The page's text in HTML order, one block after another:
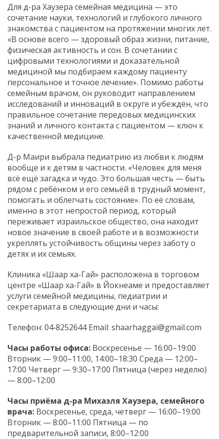
Для д-ра Хаузера семейная медицина — это
сочетание науки, технологий и глубокого личного
знакомства с пациентом на протяжении многих лет.
«В основе всего — здоровый образ жизни, питание,
физическая активность и сон. В сочетании с
цифровыми технологиями и доказательной
медициной мы подбираем каждому пациенту
персональное и точное лечение». Помимо работы
семейным врачом, он руководит направлением
исследований и инноваций в округе и убеждён, что
правильное сочетание передовых медицинских
знаний и личного контакта с пациентом — ключ к
качественной медицине.
Д-р Маири выбрала педиатрию из любви к людям
вообще и к детям в частности. «Человек для меня
всё ещё загадка и чудо. Это большая честь — быть
рядом с ребёнком и его семьёй в трудный момент,
помогать и облегчать состояние». По её словам,
именно в этот непростой период, который
переживает израильское общество, она находит
новое значение в своей работе и в возможности
укреплять устойчивость общины через заботу о
детях и их семьях.
Клиника «Шаар ха-Гай» расположена в торговом
центре «Шаар ха-Гай» в Йокнеаме и предоставляет
услуги семейной медицины, педиатрии и
секретариата в следующие дни и часы:
Телефон: 04‑8252644 Email: shaarhaggai@gmail.com
Часы работы офиса: Воскресенье — 16:00–19:00
Вторник — 9:00–11:00, 14:00–18:30 Среда — 12:00–
17:00 Четверг — 9:30–17:00 Пятница (через неделю)
— 8:00–12:00
Часы приёма д-ра Михаэля Хаузера, семейного
врача: Воскресенье, среда, четверг — 16:00–19:00
Вторник — 8:00–11:00 Пятница — по
предварительной записи, 8:00–12:00